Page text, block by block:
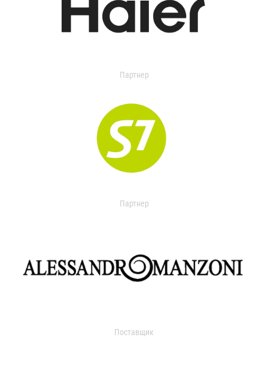
Партнер
Партнер
Поставщик